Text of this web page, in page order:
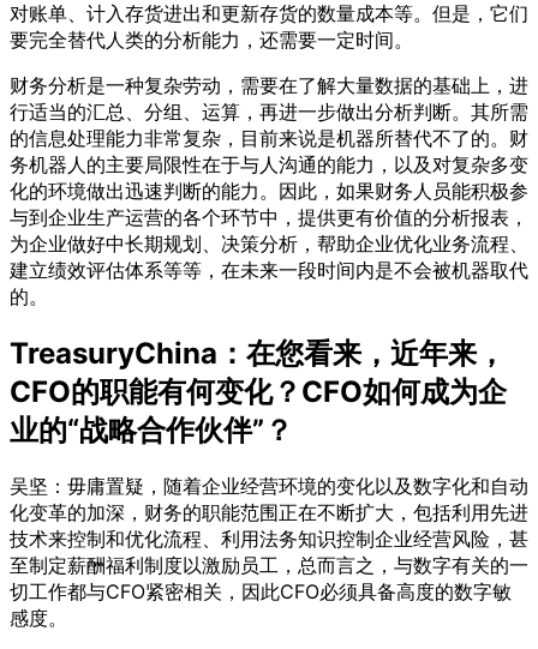
对账单、计入存货进出和更新存货的数量成本等。但是，它们
要完全替代人类的分析能力，还需要一定时间。
财务分析是一种复杂劳动，需要在了解大量数据的基础上，进
行适当的汇总、分组、运算，再进一步做出分析判断。其所需
的信息处理能力非常复杂，目前来说是机器所替代不了的。财
务机器人的主要局限性在于与人沟通的能力，以及对复杂多变
化的环境做出迅速判断的能力。因此，如果财务人员能积极参
与到企业生产运营的各个环节中，提供更有价值的分析报表，
为企业做好中长期规划、决策分析，帮助企业优化业务流程、
建立绩效评估体系等等，在未来一段时间内是不会被机器取代
的。
TreasuryChina：在您看来，近年来，
CFO的职能有何变化？CFO如何成为企
业的“战略合作伙伴”？
吴坚：毋庸置疑，随着企业经营环境的变化以及数字化和自动
化变革的加深，财务的职能范围正在不断扩大，包括利用先进
技术来控制和优化流程、利用法务知识控制企业经营风险，甚
至制定薪酬福利制度以激励员工，总而言之，与数字有关的一
切工作都与CFO紧密相关，因此CFO必须具备高度的数字敏
感度。